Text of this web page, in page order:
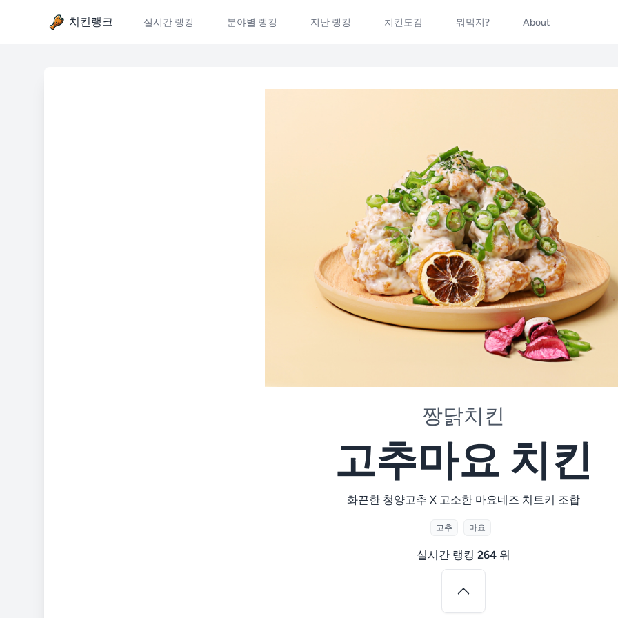
치킨랭크 실시간 랭킹 분야별 랭킹 지난 랭킹 치킨도감 뭐먹지? About
짱닭치킨
고추마요 치킨
화끈한 청양고추 X 고소한 마요네즈 치트키 조합
고추 마요
실시간 랭킹 264 위